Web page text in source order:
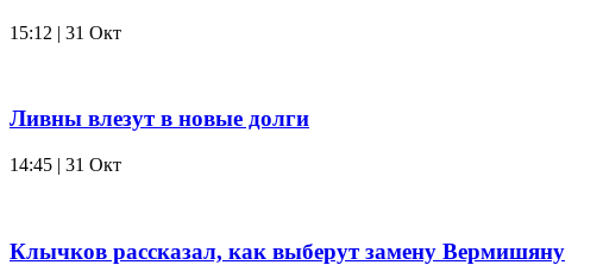
15:12 | 31 Окт
Ливны влезут в новые долги
14:45 | 31 Окт
Клычков рассказал, как выберут замену Вермишяну